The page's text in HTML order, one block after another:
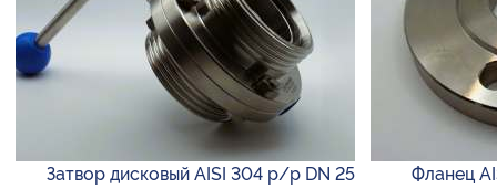
Затвор дисковый AISI 304 р/р DN 25
Фланец